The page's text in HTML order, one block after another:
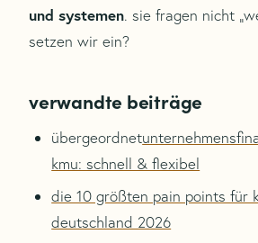
und systemen. sie fragen nicht
setzen wir ein?
verwandte beiträge
übergeordnet
kmu: schnell & flexibel
die 10 größten pain points für
deutschland 2026